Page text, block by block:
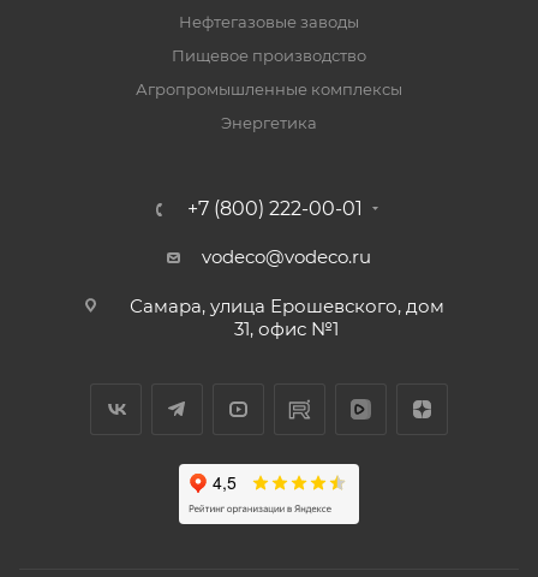
Нефтегазовые заводы
Пищевое производство
Агропромышленные комплексы
Энергетика
+7 (800) 222-00-01
vodeco@vodeco.ru
Самара, улица Ерошевского, дом
31, офис №1